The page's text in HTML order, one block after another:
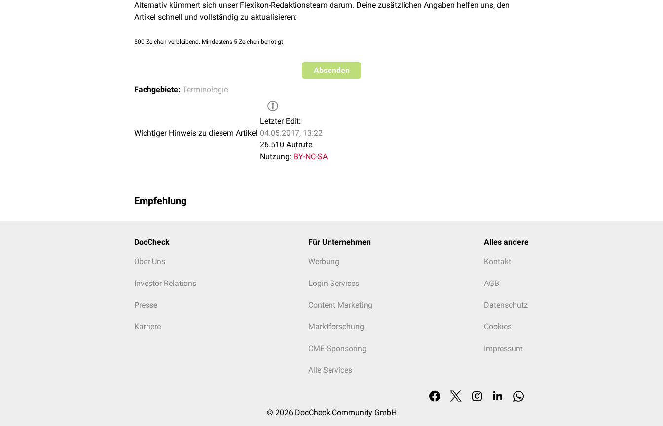
Alternativ kümmert sich unser Flexikon-Redaktionsteam darum. Deine zusätzlichen Angaben helfen uns, den
Artikel schnell und vollständig zu aktualisieren:
500 Zeichen verbleibend. Mindestens 5 Zeichen benötigt.
Absenden
Fachgebiete: Terminologie
Wichtiger Hinweis zu diesem Artikel
Letzter Edit:
04.05.2017, 13:22
26.510 Aufrufe
Nutzung: BY-NC-SA
Empfehlung
DocCheck
Über Uns
Investor Relations
Presse
Karriere
Für Unternehmen
Werbung
Login Services
Content Marketing
Marktforschung
CME-Sponsoring
Alle Services
Alles andere
Kontakt
AGB
Datenschutz
Cookies
Impressum
© 2026 DocCheck Community GmbH